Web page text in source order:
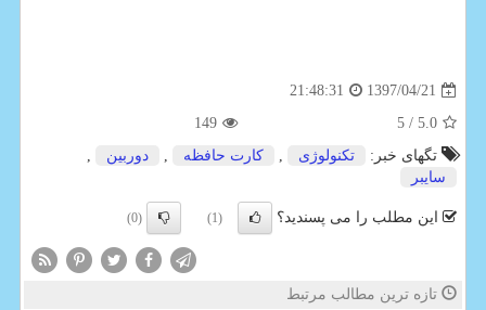
1397/04/21
21:48:31
5.0
/ 5
149
تگهای خبر:
تكنولوژی , كارت حافظه , دوربین
,
سایبر
این مطلب را می پسندید؟ (1)
(0)
تازه ترین مطالب مرتبط